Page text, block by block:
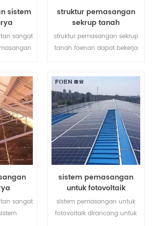
sistem
sangat
Anda dan
waktu
struktur pemasangan
sekrup tanah
struktur pemasangan sekrup
tanah foenan dapat bekerja
pada kondisi tanah yang
berbeda.
sangat
sistem pemasangan
untuk fotovoltaik
sistem pemasangan untuk
fotovoltaik dirancang untuk